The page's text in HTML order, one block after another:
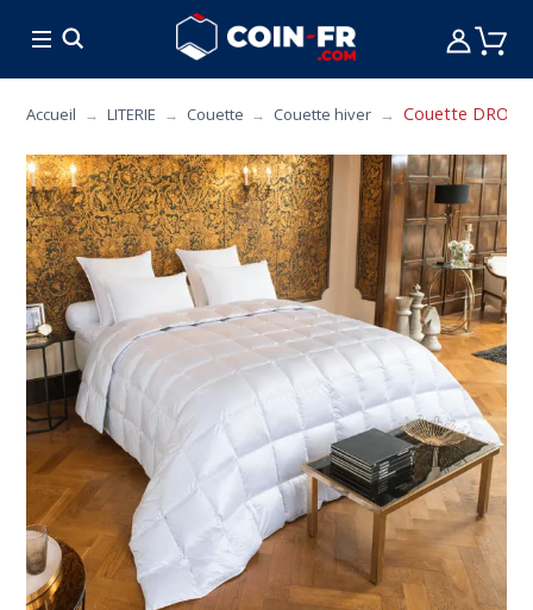
CUISINE MOBILIER
Accueil LITERIE Couette Couette hiver Couette